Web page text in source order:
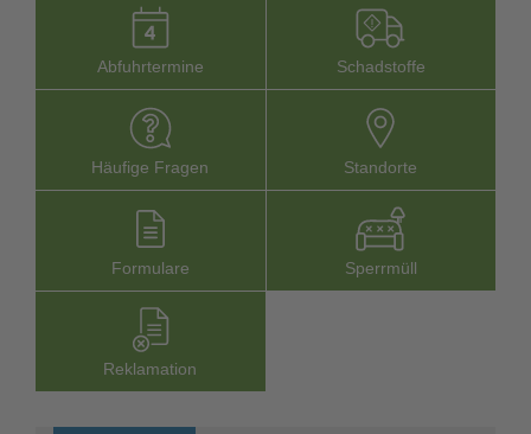
Abfuhrtermine Schadstoffe
Häufige Fragen Stand­orte
Formu­lare Sperr­müll
Reklamation